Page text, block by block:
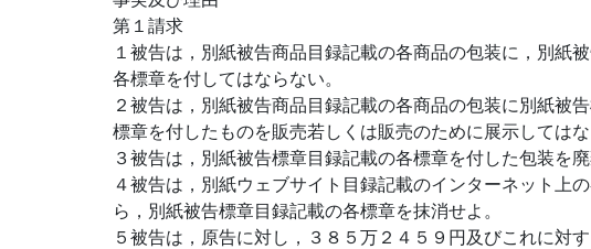
第１請求
１被告は，別紙被告商品目録記載の各商品の包装に，別紙
各標章を付してはならない。
２被告は，別紙被告商品目録記載の各商品の包装に別紙被
標章を付したものを販売若しくは販売のために展示してはな
３被告は，別紙被告標章目録記載の各標章を付した包装を廃
４被告は，別紙ウェブサイト目録記載のインターネット上
ら，別紙被告標章目録記載の各標章を抹消せよ。
５被告は，原告に対し，３８５万２４５９円及びこれに対